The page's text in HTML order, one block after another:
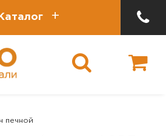
Каталог
печной